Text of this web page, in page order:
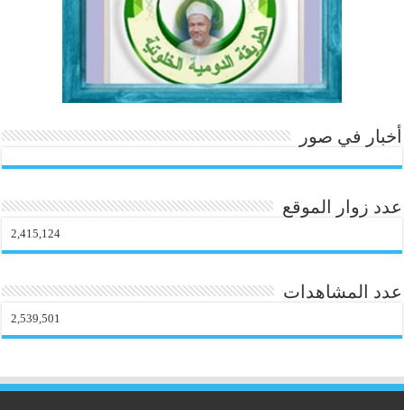
أخبار في صور
عدد زوار الموقع
2,415,124
عدد المشاهدات
2,539,501